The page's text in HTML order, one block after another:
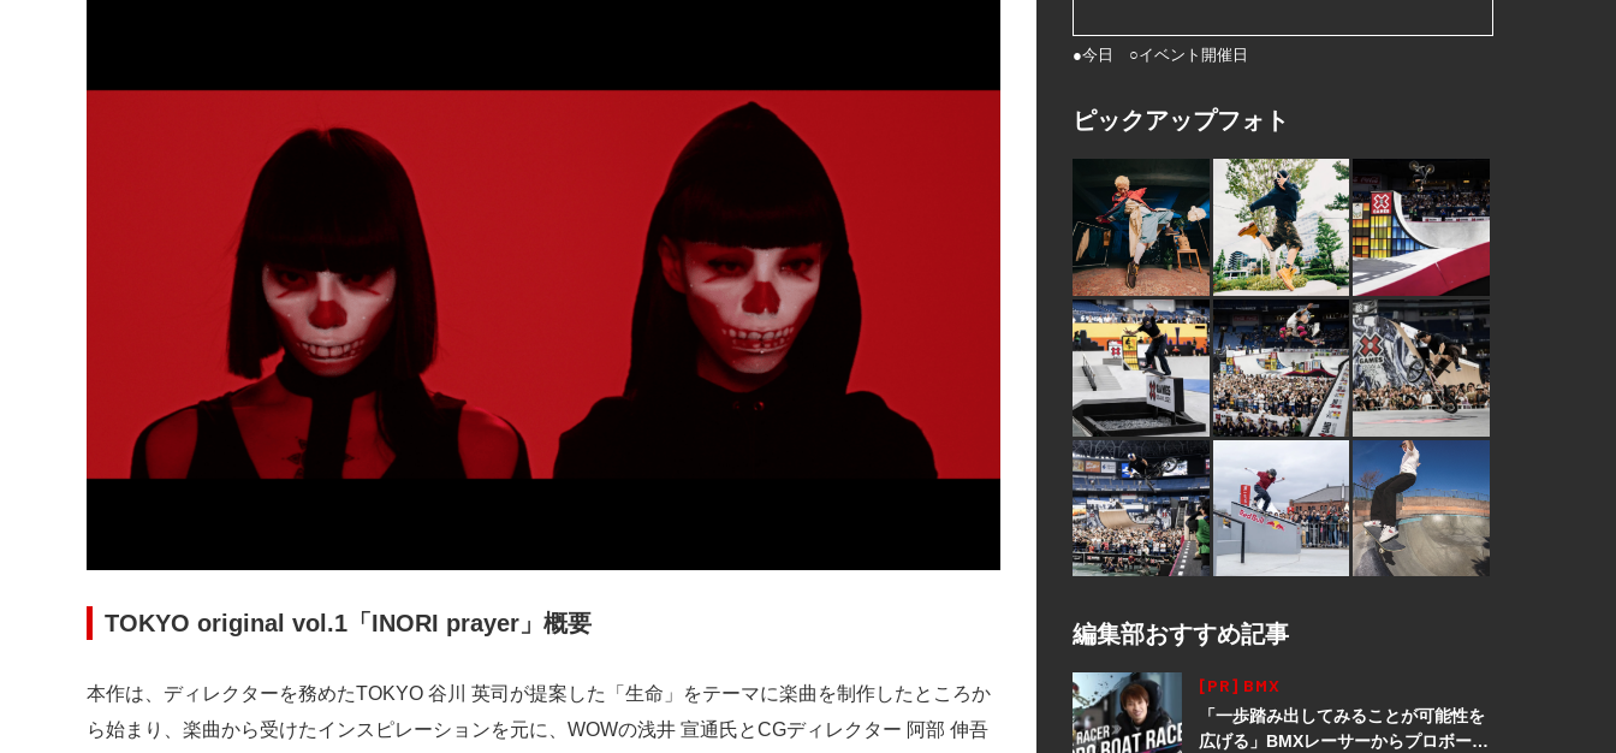
TOKYO original vol.1「INORI prayer」概要
本作は、ディレクターを務めたTOKYO 谷川 英司が提案した「生命」をテーマに楽曲を制作したところか
ら始まり、楽曲から受けたインスピレーションを元に、WOWの浅井 宣通氏とCGディレクター 阿部 伸吾
●今日 ○イベント開催日
ピックアップフォト
編集部おすすめ記事
[PR] BMX
「一歩踏み出してみることが可能性を
広げる」BMXレーサーからプロボート